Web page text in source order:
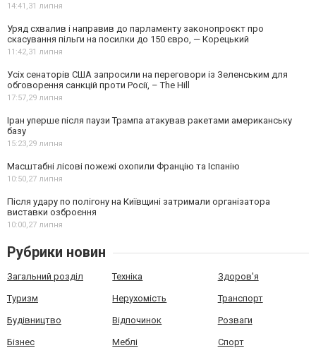
14:41,31 липня
Уряд схвалив і направив до парламенту законопроєкт про
скасування пільги на посилки до 150 євро, — Корецький
11:42,31 липня
Усіх сенаторів США запросили на переговори із Зеленським для
обговорення санкцій проти Росії, – The Hill
17:57,29 липня
Іран уперше після паузи Трампа атакував ракетами американську
базу
15:23,29 липня
Масштабні лісові пожежі охопили Францію та Іспанію
10:50,27 липня
Після удару по полігону на Київщині затримали організатора
виставки озброєння
10:00,27 липня
Рубрики новин
Загальний розділ Техніка Здоров'я
Туризм Нерухомість Транспорт
Будівництво Відпочинок Розваги
Бізнес Меблі Спорт